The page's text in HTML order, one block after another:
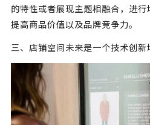
的特性或者展现主题相融合，进
提高商品价值以及品牌竞争力。
三、店铺空间未来是一个技术创新